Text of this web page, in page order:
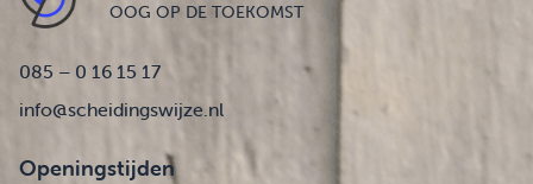
OOG OP DE TOEKOMST
085 – 0 16 15 17
info@scheidingswijze.nl
Openingstijden